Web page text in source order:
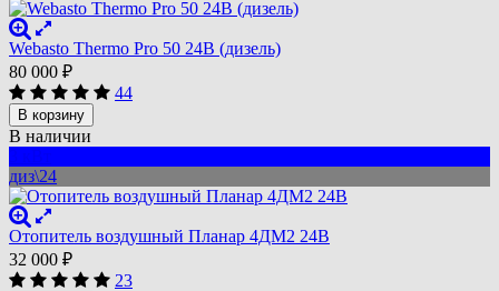
Webasto Thermo Pro 50 24В (дизель)
80 000 ₽
44
В корзину
В наличии
диз\24
Отопитель воздушный Планар 4ДМ2 24В
32 000 ₽
23